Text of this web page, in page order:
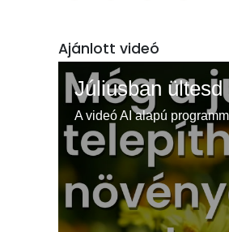
Ajánlott videó
Júliusban
A videó AI alapú